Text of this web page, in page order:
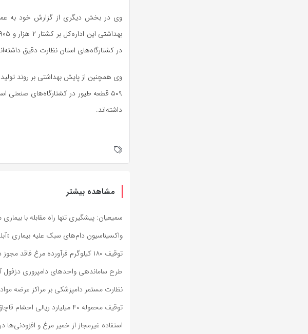
وی در بخش دیگری از گزارش خود به
در کشتارگاه‌های استان نظارت دقیق
۵۰۹ قطعه طیور در کشتارگاه‌های
داشته‌اند.
مشاهده بیشتر
سمیعیان: پیشگیری تنها راه مقابله با
واکسیناسیون دام‌های سبک علیه بیماری
توقیف ۱۸۰ کیلوگرم فرآورده مرغ فاقد مجوز در میانه
طرح ساماندهی واحدهای دامپروری دزفول
نظارت مستمر دامپزشکی بر مراکز عرضه
توقیف محموله ۴۰ میلیارد ریالی احشام قاچاق در مراغه
استفاده غیرمجاز از خمیر مرغ و